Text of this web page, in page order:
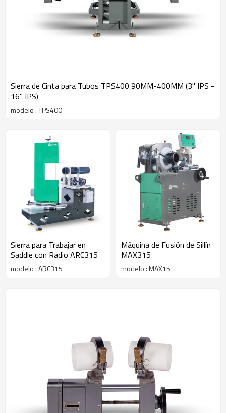
Sierra de Cinta para Tubos TPS400 90MM-400MM (3" IPS -
16" IPS)
modelo : TPS400
Sierra para Trabajar en
Saddle con Radio ARC315
modelo : ARC315
Máquina de Fusión de Sillín
MAX315
modelo : MAX15